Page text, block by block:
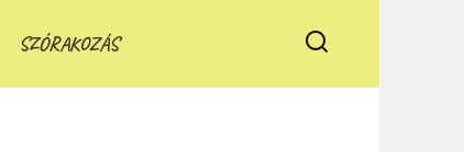
SZÓRAKOZÁS